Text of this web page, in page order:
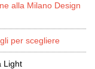
alla Milano Design
per scegliere
Light